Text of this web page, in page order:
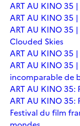
ART AU KINO 35
ART AU KINO 35
ART AU KINO 35
Clouded Skies
ART AU KINO 35
ART AU KINO 35
incomparable de
ART AU KINO 35:
ART AU KINO 35:
Festival du film